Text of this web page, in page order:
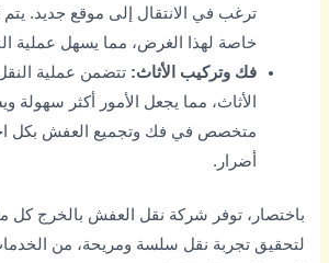
ترغب في الانتقال إلى موقع جديد. يتم
خاصة لهذا الغرض، مما يسهل عملية
فك وتركيب الأثاث: تتضمن عملية
الأثاث، مما يجعل الأمور أكثر سهولة
متخصص في فك وتجميع العفش بكل
أضرار.
باختصار، توفر شركة نقل العفش بالخرج كل
لتحقيق تجربة نقل سلسة ومريحة، من